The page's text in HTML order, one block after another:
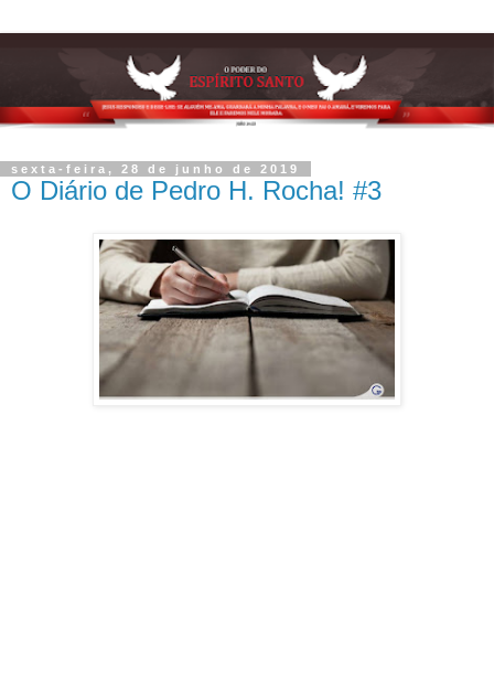
sexta-feira, 28 de junho de 2019
O Diário de Pedro H. Rocha! #3